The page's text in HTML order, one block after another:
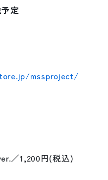
定
mssproject/
／1,200円(税込)